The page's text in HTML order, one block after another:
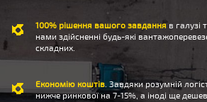
100% рішення вашого завданняв галузі
нами здійсненні будь-які
складних.
Економію коштів . Завдяки розумній
нижче ринкової на 7-15%, а іноді ще